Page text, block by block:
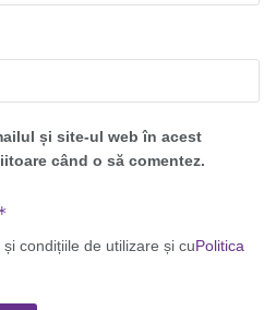
și site-ul web în acest
când o să comentez.
condițiile de utilizare și cuPolitica